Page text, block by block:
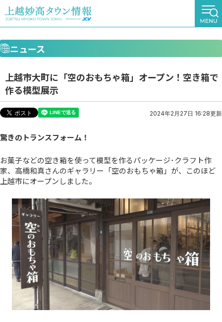
ニュース
上越市大町に「空のおもちゃ箱」オープン！空き箱で
作る模型展示
2024年2月27日 16:28更新
驚きのトランスフォーム！
お菓子などの空き箱を使って模型を作るパッケージ･クラフト作
家、高橋和真さんのギャラリー「空のおもちゃ箱」が、このほど
上越市にオープンしました。